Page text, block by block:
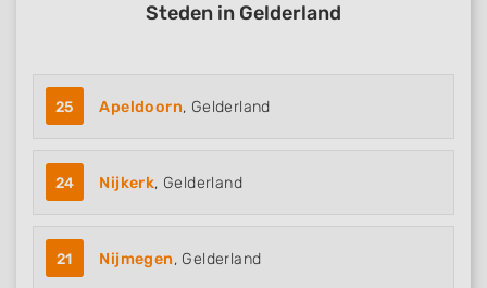
Steden in Gelderland
25 Apeldoorn, Gelderland
24 Nijkerk, Gelderland
21 Nijmegen, Gelderland